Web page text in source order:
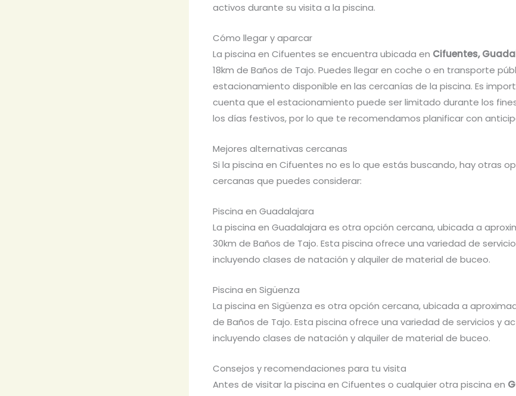
activos durante su visita a la piscina.
Cómo llegar y aparcar
La piscina en Cifuentes se encuentra ubicada en Cifuentes,
18km de Baños de Tajo. Puedes llegar en coche o en transporte
estacionamiento disponible en las cercanías de la piscina. Es
cuenta que el estacionamiento puede ser limitado durante los
los días festivos, por lo que te recomendamos planificar con
Mejores alternativas cercanas
Si la piscina en Cifuentes no es lo que estás buscando, hay otras
cercanas que puedes considerar:
Piscina en Guadalajara
La piscina en Guadalajara es otra opción cercana, ubicada a
30km de Baños de Tajo. Esta piscina ofrece una variedad de
incluyendo clases de natación y alquiler de material de buceo.
Piscina en Sigüenza
La piscina en Sigüenza es otra opción cercana, ubicada a
de Baños de Tajo. Esta piscina ofrece una variedad de servicios y
incluyendo clases de natación y alquiler de material de buceo.
Consejos y recomendaciones para tu visita
Antes de visitar la piscina en Cifuentes o cualquier otra piscina en